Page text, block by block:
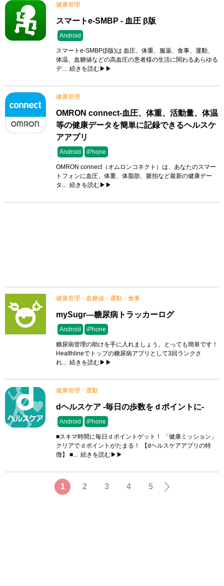
健康管理
スマートe-SMBP - 血圧 β版
Android
スマートe-SMBP(β版)は 血圧、体重、服薬、食事、運動、
体温、血糖値などの高血圧の患者様の生活に関わるあらゆる
デ... 続きを読む▶▶
健康管理
OMRON connect-血圧、体重、活動量、体温
等の健康データを簡単に記録できるヘルスケ
アアプリ
Android iPhone
OMRON connect（オムロンコネクト）は、あなたのスマー
トフォンに血圧、体重、体脂肪、脈拍など最新の健康デー
タ... 続きを読む▶▶
健康管理・血糖値・運動・食事
mySugr―糖尿病トラッカーログ
Android iPhone
糖尿病管理の助けを手に入れましょう。とっても簡単です！
Healthlineでトップの糖尿病アプリとして3回ランクさ
れ... 続きを読む▶▶
健康管理・運動
dヘルスケア -毎日の歩数をｄポイントに-
Android iPhone
■スキマ時間に毎日ｄポイントゲット！ 「健康ミッション」
クリアでｄポイントがたまる！ 【dヘルスケアアプリの特
徴】 ■... 続きを読む▶▶
1 2 3 4 5